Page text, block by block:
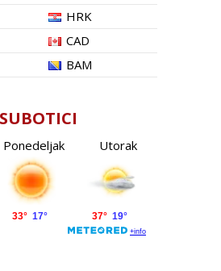
HRK
CAD
BAM
Ponedeljak Utorak